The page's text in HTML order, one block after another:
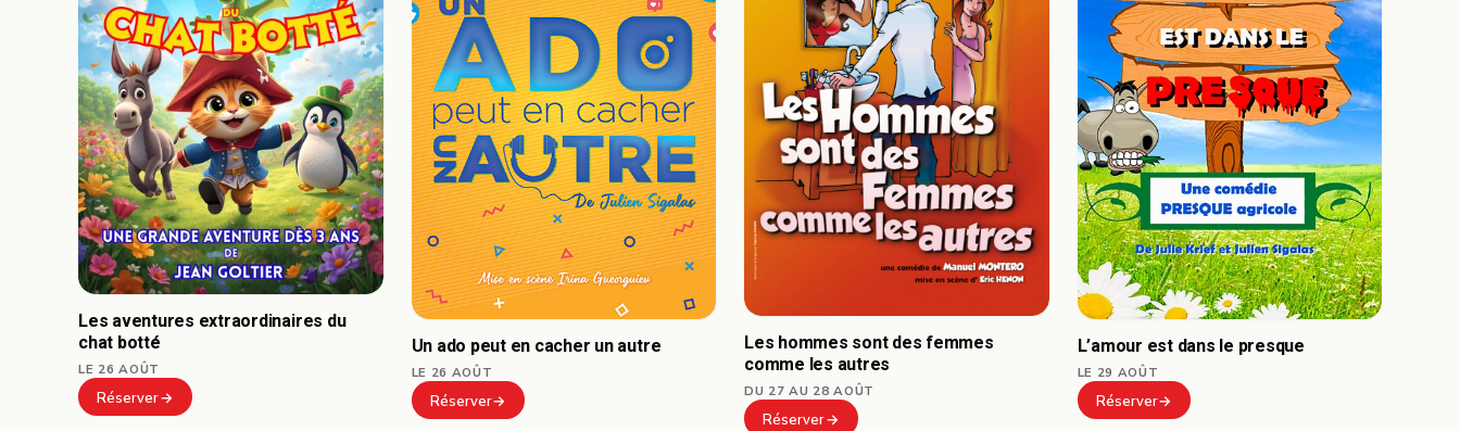
Les aventures extraordinaires du
chat botté
LE 26 AOÛT
Réserver
Un ado peut en cacher un autre
LE 26 AOÛT
Réserver
Les hommes sont des femmes
comme les autres
DU 27 AU 28 AOÛT
Réserver
L’amour est dans le presque
LE 29 AOÛT
Réserver